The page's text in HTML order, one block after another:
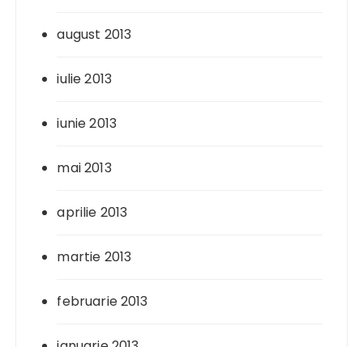
august 2013
iulie 2013
iunie 2013
mai 2013
aprilie 2013
martie 2013
februarie 2013